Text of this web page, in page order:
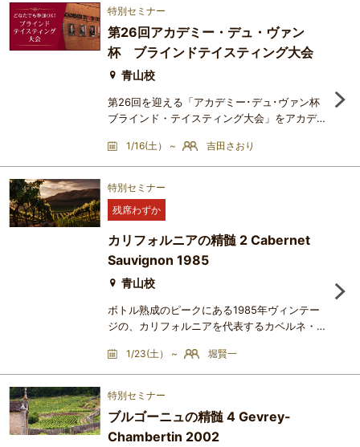
白においてプレマチュア・オキシデーション
ヴィンテージです。リスクをご理解の上、ご参
加ください。【ワインリスト】Montrachet
2005 Domaine Leflaive （世界最安値2
特別セミナー
第26回アカデミー・デュ・ヴァン
杯 ブラインドテイスティング大会
青山校
第26回を迎える「アカデミー･デュ･ヴァン杯
ブラインド・テイスティング大会」をアカデミ
格などは一切問わず、20 歳以上の方であれ
ば、どなたでもご参加いただけます。テイステ
ィングアイテムは、予選･決勝合わせて10種。
惜しくも予選で敗れても、決勝戦のアイテムも
参加者全員テイスティングしていただけます。
（全講座対象）の優先お申込み権を
1/16(土） ~ 吉田さおり
特別セミナー
残席わずか
カリフォルニアの精髄 2 Cabernet
Sauvignon 1985
青山校
ボトル熟成のピークにある1985年ヴィンテー
ジの、カリフォルニアを代表するカベルネ・ソ
ドで試飲し、生産年と生産者、ブドウ畑の個性
について検討します。【ワインリスト】Ridge
Monte Bello 1985Joseph Phelps Insignia
1985Chateau Montelena Cabernet
Sauvignon Estate 1985Beringer Cabernet
1/23(土） ~ 堀賢一
特別セミナー
ブルゴーニュの精髄 4 Gevrey-
Chambertin 2002